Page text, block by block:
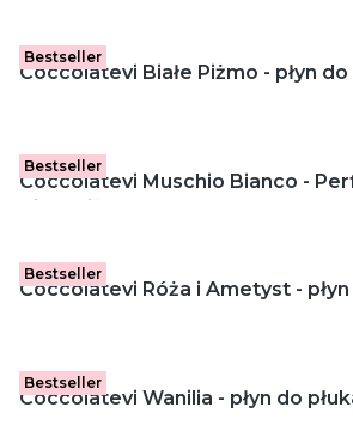
Bestseller
Coccolatevi Białe Piżmo - płyn do
Bestseller
Coccolatevi Muschio Bianco -
Białe Piżmo (300 ml - 48 p)
Bestseller
Coccolatevi Róża i Ametyst - płyn
Bestseller
Coccolatevi Wanilia - płyn do